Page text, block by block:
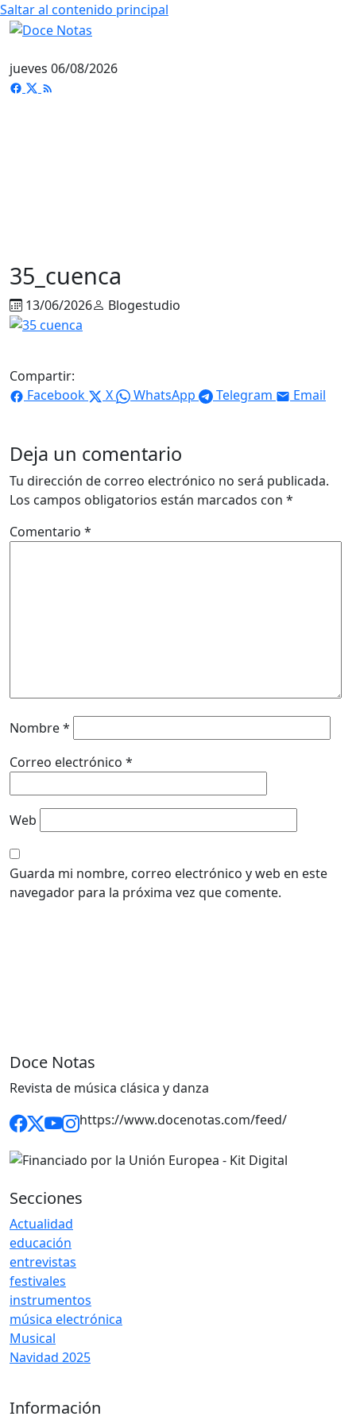
Saltar al contenido principal
jueves 06/08/2026
35_cuenca
13/06/2026 Blogestudio
Compartir:
Facebook
X WhatsApp Telegram Email
Deja un comentario
Tu dirección de correo electrónico no será publicada.
Los campos obligatorios están marcados con *
Comentario *
Nombre*
Correo electrónico *
Web
Guarda mi nombre, correo electrónico y web en este
navegador para la próxima vez que comente.
Doce Notas
Revista de música clásica y danza
https://www.docenotas.com/feed/
Secciones
Actualidad
educación
entrevistas
festivales
instrumentos
música electrónica
Musical
Navidad 2025
Información